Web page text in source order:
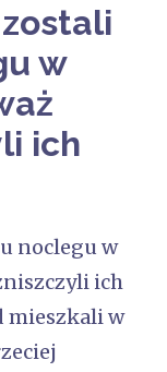
w
ich
noclegu w
ich
mieszkali w